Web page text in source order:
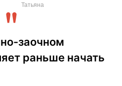
Татьяна
заочном
раньше начать